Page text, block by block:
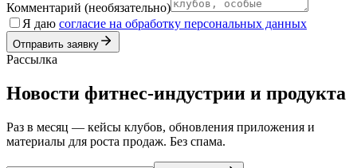
Комментарий (необязательно)
Я даю согласие на обработку персональных данных
Отправить заявку
Рассылка
Новости фитнес-индустрии и продукта
Раз в месяц — кейсы клубов, обновления приложения и
материалы для роста продаж. Без спама.